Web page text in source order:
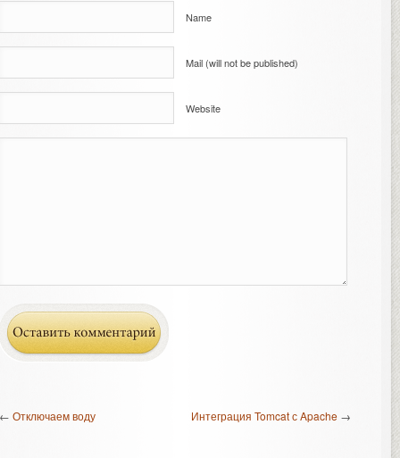
Name
Mail (will not be published)
Website
Отключаем воду Интеграция Tomcat с Apache →